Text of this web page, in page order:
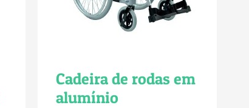
Cadeira de rodas em
alumínio